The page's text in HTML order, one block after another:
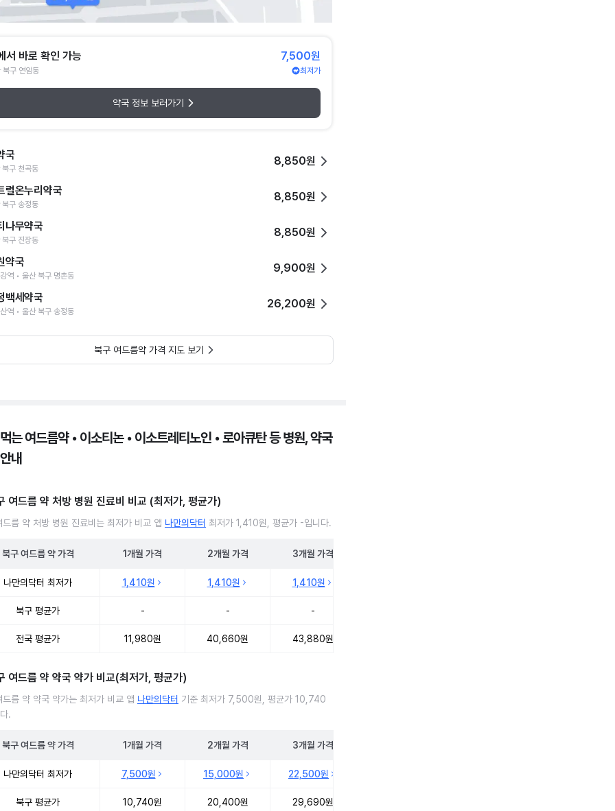
서 바로 확인 가능
북구 연암동
7,500원
최저가
약국 정보 보러가기
국
북구 천곡동
8,850원
럴온누리약국
북구 송정동
8,850원
나무약국
북구 진장동
8,850원
약국
역 • 울산 북구 명촌동
9,900원
백세약국
역 • 울산 북구 송정동
26,200원
북구 여드름약 가격 지도 보기
는 여드름약 • 이소티논 • 이소트레티노인 • 로아큐탄 등 병원, 약국
내
여드름 약 처방 병원 진료비 비교 (최저가, 평균가)
드름 약 처방 병원 진료비는 최저가 비교 앱 나만의닥터 최저가 1,410원, 평균가 -입니다.
북구 여드름 약가격 1개월 가격 2개월 가격 3개월 가격
나만의닥터 최저가 1,410원 1,410원 1,410원
북구 평균가 - - -
전국 평균가 11,980원 40,660원 43,880원
여드름 약 약국 약가 비교(최저가, 평균가)
드름 약 약국 약가는 최저가 비교 앱 나만의닥터 기준 최저가 7,500원, 평균가 10,740
.
북구 여드름 약가격 1개월 가격 2개월 가격 3개월 가격
나만의닥터 최저가 7,500원 15,000원 22,500원
북구 평균가 10,740원 20,400원 29,690원